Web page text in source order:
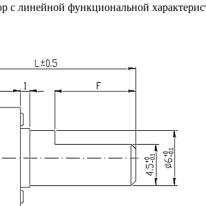
с линейной функциональной